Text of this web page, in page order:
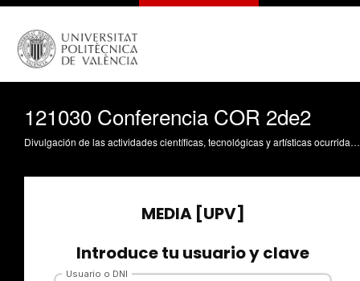
121030 Conferencia COR 2de2
Divulgación de las actividades científicas, tecnológicas y artísticas ocurridas en los tres campus de la UPV